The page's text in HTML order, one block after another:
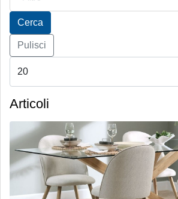
Cerca
Pulisci
Articoli